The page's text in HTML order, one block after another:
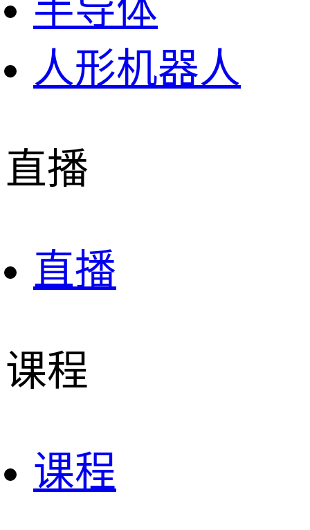
半导体
人形机器人
直播
直播
课程
课程